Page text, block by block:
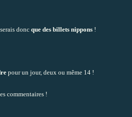
doncque des billets nippons !
pour un jour, deux ou même 14 !
commentaires !